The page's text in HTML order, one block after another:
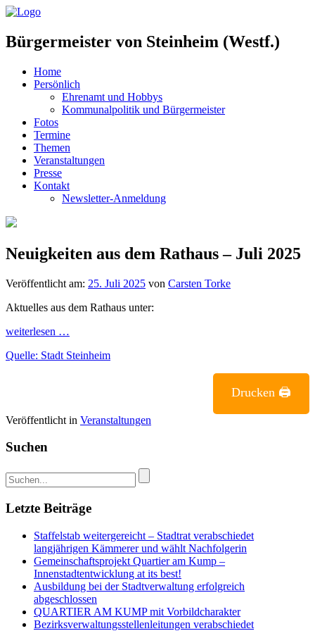
Bürgermeister von Steinheim (Westf.)
Home
Persönlich
Ehrenamt und Hobbys
Kommunalpolitik und Bürgermeister
Fotos
Termine
Themen
Veranstaltungen
Presse
Kontakt
Newsletter-Anmeldung
Neuigkeiten aus dem Rathaus – Juli 2025
Veröffentlicht am: 25. Juli 2025 von Carsten Torke
Aktuelles aus dem Rathaus unter:
weiterlesen …
Quelle: Stadt Steinheim
Drucken 🖨
Veröffentlicht in Veranstaltungen
Suchen
Letzte Beiträge
Staffelstab weitergereicht – Stadtrat verabschiedet
langjährigen Kämmerer und wählt Nachfolgerin
Gemeinschaftsprojekt Quartier am Kump –
Innenstadtentwicklung at its best!
Ausbildung bei der Stadtverwaltung erfolgreich
abgeschlossen
QUARTIER AM KUMP mit Vorbildcharakter
Bezirksverwaltungsstellenleitungen verabschiedet